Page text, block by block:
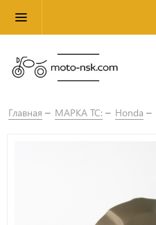
Главная МАРКА ТС: Honda